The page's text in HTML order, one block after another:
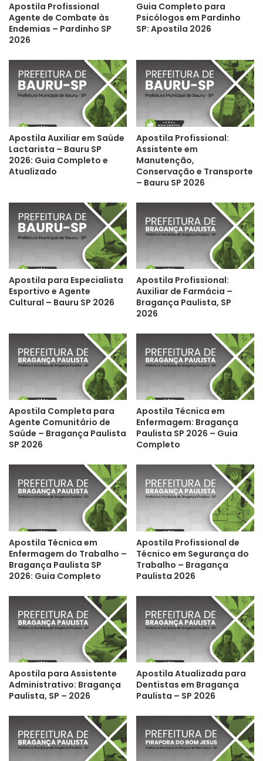
Apostila Profissional
Agente de Combate às
Endemias – Pardinho SP
2026
Guia Completo para
Psicólogos em Pardinho
SP: Apostila 2026
Apostila Auxiliar em Saúde
Lactarista – Bauru SP
2026: Guia Completo e
Atualizado
Apostila Profissional:
Assistente em
Manutenção,
Conservação e Transporte
– Bauru SP 2026
Apostila para Especialista
Esportivo e Agente
Cultural – Bauru SP 2026
Apostila Profissional:
Auxiliar de Farmácia –
Bragança Paulista, SP
2026
Apostila Completa para
Agente Comunitário de
Saúde – Bragança Paulista
SP 2026
Apostila Técnica em
Enfermagem: Bragança
Paulista SP 2026 – Guia
Completo
Apostila Técnica em
Enfermagem do Trabalho –
Bragança Paulista SP
2026: Guia Completo
Apostila Profissional de
Técnico em Segurança do
Trabalho – Bragança
Paulista 2026
Apostila para Assistente
Administrativo: Bragança
Paulista, SP – 2026
Apostila Atualizada para
Dentistas em Bragança
Paulista – SP 2026